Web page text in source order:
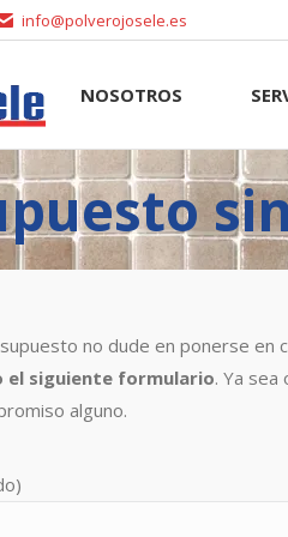
info@polverojosele.es
NOSOTROS
no dude en ponerse
el siguiente formulario. Ya
alguno.
NOSOTROS